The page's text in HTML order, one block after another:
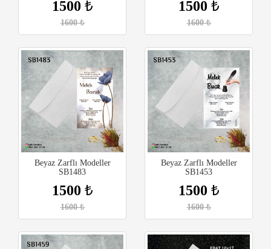
1500 ₺
1600₺
1500 ₺
1600₺
Beyaz Zarflı Modeller
SB1483
1500 ₺
1600₺
Beyaz Zarflı Modeller
SB1453
1500 ₺
1600₺